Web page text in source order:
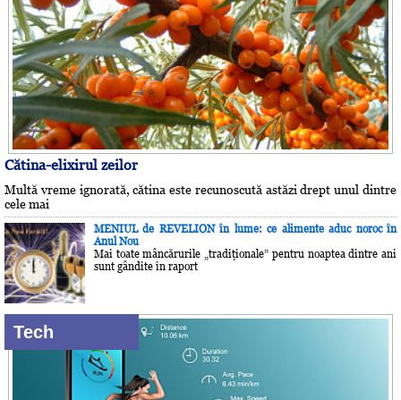
Cătina-elixirul zeilor
Multă vreme ignorată, cătina este recunoscută astăzi drept unul dintre
cele mai
MENIUL de REVELION în lume: ce alimente aduc noroc în
Anul Nou
Mai toate mâncărurile „tradiţionale” pentru noaptea dintre ani
sunt gândite în raport
Tech